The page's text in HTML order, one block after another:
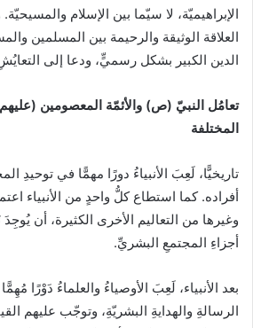
الإبراهيميّة، لا سيّما بين الإسلام
العلاقة الوثيقة والرحيمة بين المسلمين
الدين الكبير بشكل رسميٍّ، ودعا إلى
تعامُل النبيّ (ص) والأئمّة المعصومين (عليهم
المختلفة
تاريخيًّا، لَعِبَ الأنبياءُ دورًا مهمًّا في توحيدِ
أفراده. كما استطاع كلُّ واحدٍ من الأنبياء
وغيرها من التعاليم الأخرى الكثيرة، أن
أجزاءِ المجتمعِ البشريِّ.
بعد الأنبياء، لَعِبَ الأوصياءُ والعلماءُ دَوْرًا
الرسالةِ والهدايةِ البشريّةِ، وتوجّب عليهم